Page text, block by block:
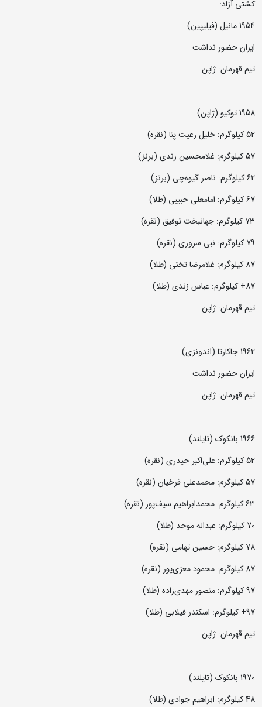
کشتی آزاد:
1954 مانیل (فیلیپین)
ایران حضور نداشت
تیم قهرمان: ژاپن
1958 توکیو (ژاپن)
52 کیلوگرم: خلیل رعیت پنا (نقره)
57 کیلوگرم: غلامحسین زندی (برنز)
62 کیلوگرم: ناصر گیوه‌چی (برنز)
67 کیلوگرم: امامعلی حبیبی (طلا)
73 کیلوگرم: جهانبخت توفیق (نقره)
79 کیلوگرم: نبی سروری (نقره)
87 کیلوگرم: غلامرضا تختی (طلا)
87+ کیلوگرم: عباس زندی (طلا)
تیم قهرمان: ژاپن
1962 جاکارتا (اندونزی)
ایران حضور نداشت
تیم قهرمان: ژاپن
1966 بانکوک (تایلند)
52 کیلوگرم: علی‌اکبر حیدری (نقره)
57 کیلوگرم: محمدعلی فرخیان (نقره)
63 کیلوگرم: محمدابراهیم سیف‌پور (نقره)
70 کیلوگرم: عبداله موحد (طلا)
78 کیلوگرم: حسین تهامی (نقره)
87 کیلوگرم: محمود معزی‌پور (نقره)
97 کیلوگرم: منصور مهدی‌زاده (طلا)
97+ کیلوگرم: اسکندر فیلابی (طلا)
تیم قهرمان: ژاپن
1970 بانکوک (تایلند)
48 کیلوگرم: ابراهیم جوادی (طلا)